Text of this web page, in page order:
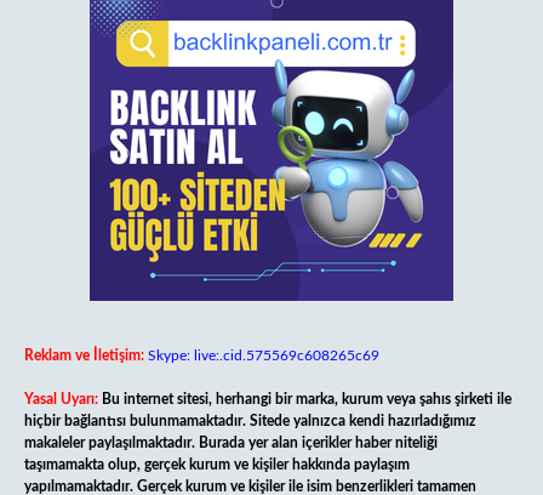
Reklam ve İletişim: Skype: live:.cid.575569c608265c69
Yasal Uyarı: Bu internet sitesi, herhangi bir marka, kurum veya şahıs şirketi ile
hiçbir bağlantısı bulunmamaktadır. Sitede yalnızca kendi hazırladığımız
makaleler paylaşılmaktadır. Burada yer alan içerikler haber niteliği
taşımamakta olup, gerçek kurum ve kişiler hakkında paylaşım
yapılmamaktadır. Gerçek kurum ve kişiler ile isim benzerlikleri tamamen